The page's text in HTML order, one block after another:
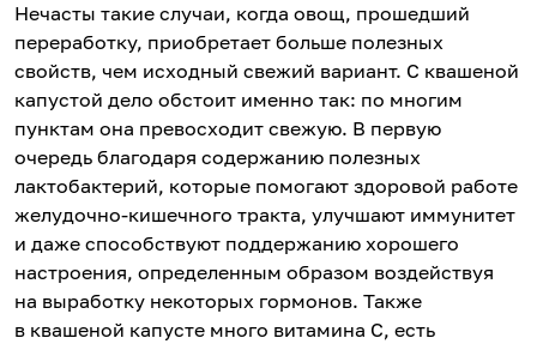
Нечасты такие случаи, когда овощ, прошедший
переработку, приобретает больше полезных
свойств, чем исходный свежий вариант. С квашеной
капустой дело обстоит именно так: по многим
пунктам она превосходит свежую. В первую
очередь благодаря содержанию полезных
лактобактерий, которые помогают здоровой работе
желудочно-кишечного тракта, улучшают иммунитет
и даже способствуют поддержанию хорошего
настроения, определенным образом воздействуя
на выработку некоторых гормонов. Также
в квашеной капусте много витамина С, есть